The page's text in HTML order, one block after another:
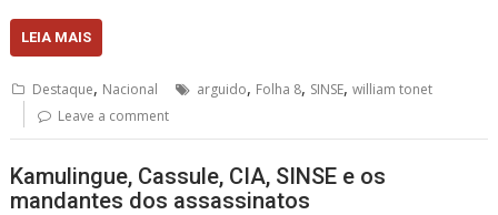
LEIA MAIS
Destaque, Nacional arguido, Folha 8, SINSE,william tonet
Leave a comment
Kamulingue, Cassule, CIA, SINSE e os
mandantes dos assassinatos